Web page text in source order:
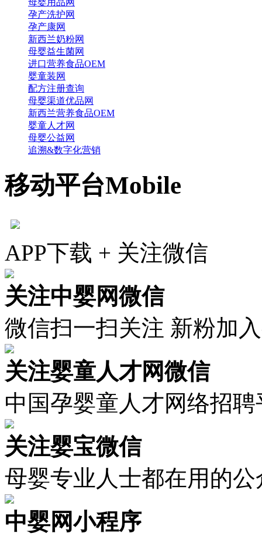
孕产洗护网
孕产康网
新西兰奶粉网
母婴益生菌网
进口营养食品OEM
婴童装网
配方注册查询
母婴渠道优品网
新西兰营养食品OEM
婴童人才网
母婴公益网
追溯&数字化营销
移动平台Mobile
APP下载 + 关注微信
关注中婴网微信
微信扫一扫关注 新粉加
关注婴童人才网微信
中国孕婴童人才网络招聘
关注婴宝微信
母婴专业人士都在用的公
中婴网小程序